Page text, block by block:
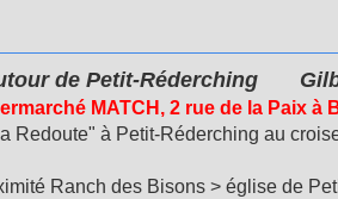
de Petit-Réderching
MATCH, 2 rue de la Paix à
Redoute" à Petit-Réderching au
Ranch des Bisons > église de